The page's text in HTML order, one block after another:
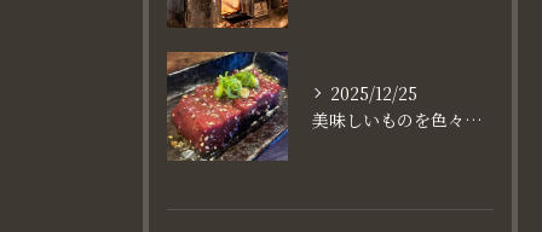
2025/12/25
美味しいものを色々楽しめるのが #お店で焼肉